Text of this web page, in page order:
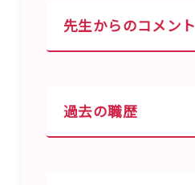
先生からのコメント
過去の職歴